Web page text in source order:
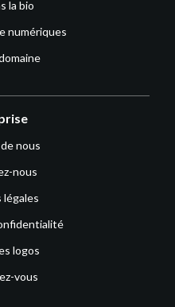
la bio
numériques
nous
nous
logos
vous